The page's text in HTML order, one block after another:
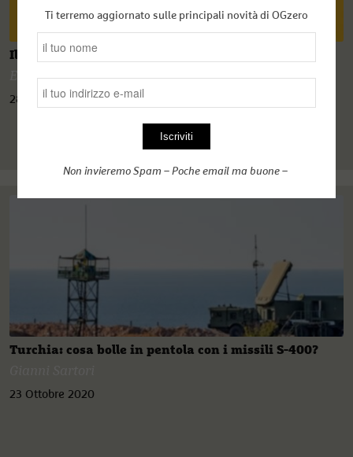
Il vecchio sogno sionista lambisce il Sudan
Eric Salerno
28 Ottobre 2020
Turchia: cosa bolle in pentola con i missili S-400?
23 Ottobre 2020
Ti terremo aggiornato sulle principali novità di OGzero
Non invieremo Spam – Poche email ma buone –